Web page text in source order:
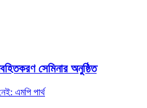
সেমিনার অনুষ্ঠিত